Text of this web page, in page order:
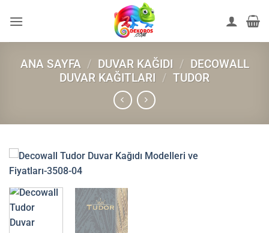
atla
ANA SAYFA / DUVAR KAĞIDI / DECOWALL
DUVAR KAĞITLARI / TUDOR